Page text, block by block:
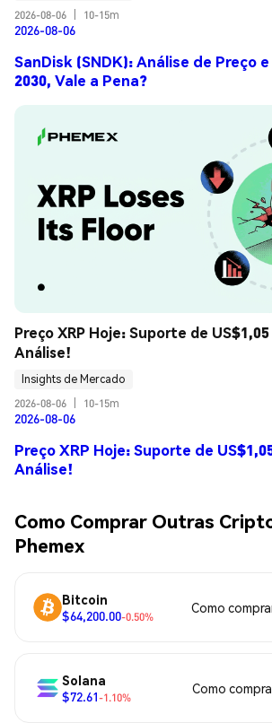
2026-08-06
10-15m
2026-08-06
SanDisk (SNDK): Análise de Preço
2030, Vale a Pena?
Preço XRP Hoje: Suporte de
Análise!
Insights de Mercado
2026-08-06
10-15m
2026-08-06
Preço XRP Hoje: Suporte de
Análise!
Como Comprar Outras
Phemex
Bitcoin
$64,200.00-0.50%
Como
Solana
$72.61-1.10%
Como